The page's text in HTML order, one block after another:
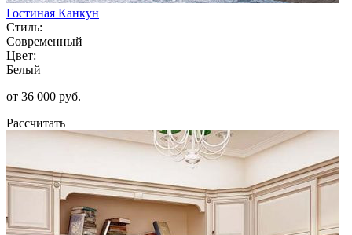
Гостиная Канкун
Стиль:
Современный
Цвет:
Белый
от 36 000 руб.
Рассчитать